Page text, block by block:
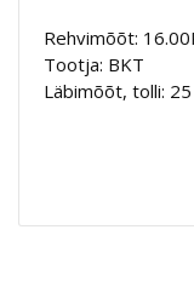
Rehvimõõt:
Tootja: BKT
Läbimõõt, tolli: 25